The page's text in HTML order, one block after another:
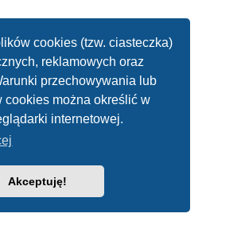
cookies (tzw. ciasteczka)
reklamowych oraz
przechowywania lub
cookies można określić w
internetowej.
Akceptuję!